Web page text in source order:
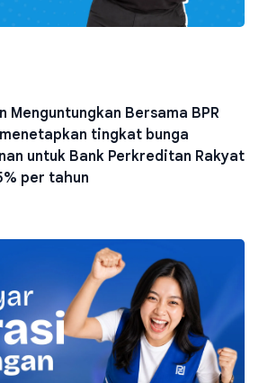
Menguntungkan Bersama BPR
tingkat bunga
untuk Bank Perkreditan Rakyat
per tahun